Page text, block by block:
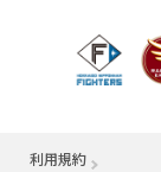
利用規約